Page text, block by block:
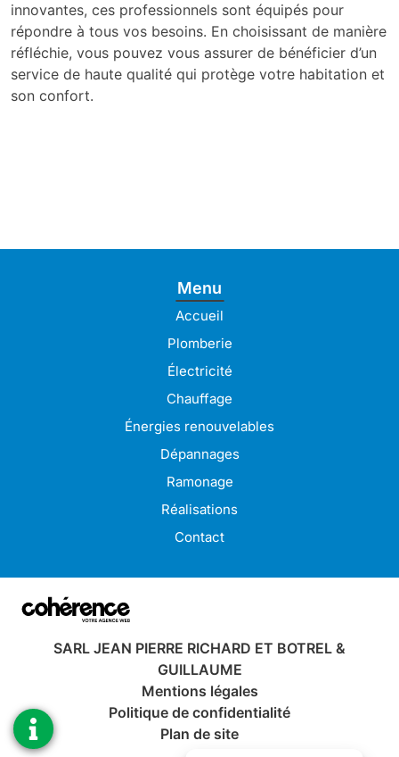
innovantes, ces professionnels sont équipés pour
répondre à tous vos besoins. En choisissant de manière
réfléchie, vous pouvez vous assurer de bénéficier d’un
service de haute qualité qui protège votre habitation et
son confort.
Menu
Accueil
Plomberie
Électricité
Chauffage
Énergies renouvelables
Dépannages
Ramonage
Réalisations
Contact
SARL JEAN PIERRE RICHARD ET BOTREL &
GUILLAUME
Mentions légales
Politique de confidentialité
Plan de site